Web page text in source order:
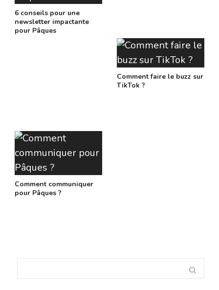
6 conseils pour une
newsletter impactante
pour Pâques
Comment faire le buzz sur
TikTok ?
Comment communiquer
pour Pâques ?